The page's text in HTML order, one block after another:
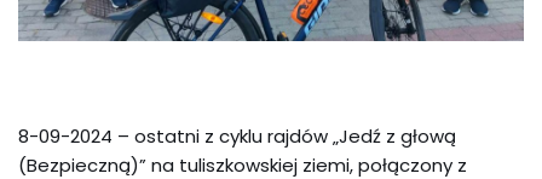
8-09-2024 – ostatni z cyklu rajdów „Jedź z głową
(Bezpieczną)” na tuliszkowskiej ziemi, połączony z